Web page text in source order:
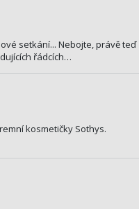
setkání... Nebojte, právě teď
řádcích…
kosmetičky Sothys.